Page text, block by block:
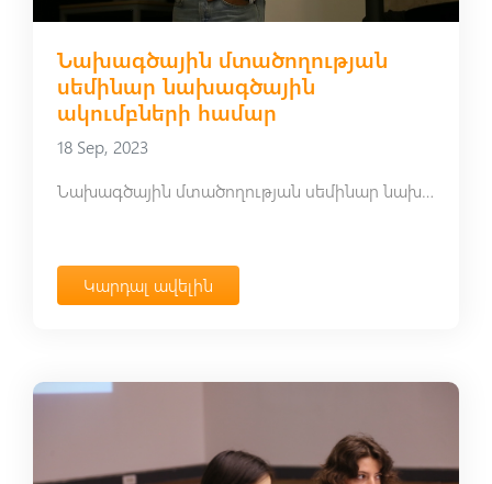
Նախագծային մտածողության
սեմինար նախագծային
ակումբների համար
18 Sep, 2023
Նախագծային մտածողության սեմինար նախագծային ակումբների համար
Կարդալ ավելին